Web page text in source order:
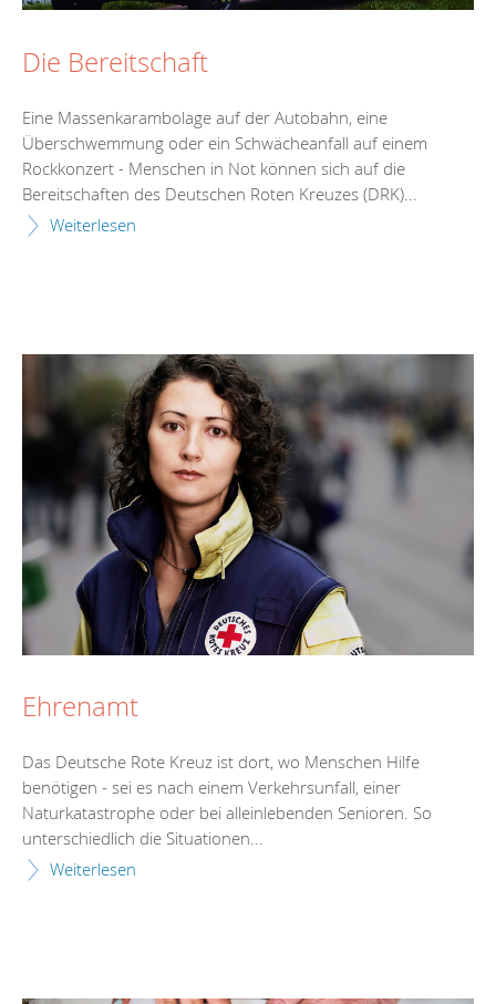
Die Bereitschaft
Eine Massenkarambolage auf der Autobahn, eine
Überschwemmung oder ein Schwächeanfall auf einem
Rockkonzert - Menschen in Not können sich auf die
Bereitschaften des Deutschen Roten Kreuzes (DRK)...
Weiterlesen
Ehrenamt
Das Deutsche Rote Kreuz ist dort, wo Menschen Hilfe
benötigen - sei es nach einem Verkehrsunfall, einer
Naturkatastrophe oder bei alleinlebenden Senioren. So
unterschiedlich die Situationen...
Weiterlesen